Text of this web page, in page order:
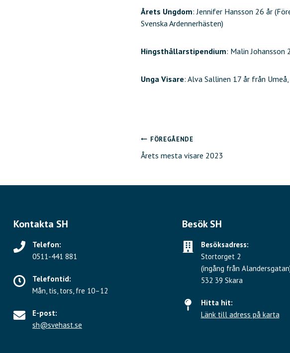
Årets Ungdom: Jennifer Hansson 26 år
Svenska Ardennerhästen)
Hingsthållarstipendium: Malin Johansson
Unga Visare: Alva Sallinen 17 år från
Inläggsnavigering
FÖREGÅENDE
Årets mesta visare 2023
Kontakta SH
Telefon:
0511-441 881
Telefontid:
Mån, tis, tors, fre 10–12
E-post:
sh@svehast.se
Besök SH
Besöksadress:
Stortorget 2
(ingång från
532 39 Skara
Hitta hit:
Länk till adress på karta